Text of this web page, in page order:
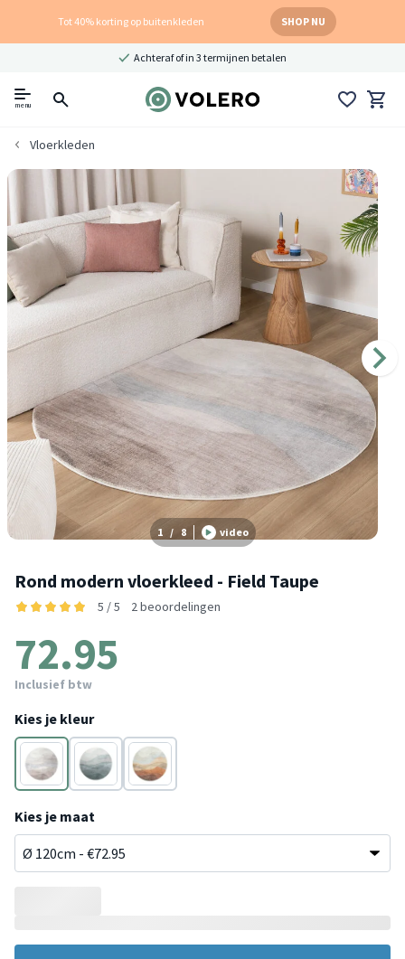
Tot 40% korting op buitenkleden SHOP NU
Achteraf of in 3 termijnen betalen
menu
Vloerkleden
1 / 8 video
Rond modern vloerkleed - Field Taupe
5 / 5 2 beoordelingen
72.95
Inclusief btw
Kies je kleur
Taupe Groen
Rood
Kies je maat